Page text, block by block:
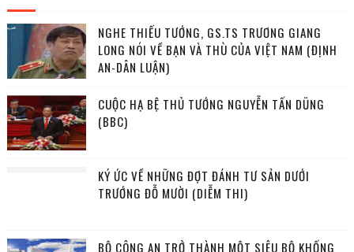
NGHE THIẾU TƯỚNG, GS.TS TRƯƠNG GIANG
LONG NÓI VỀ BẠN VÀ THÙ CỦA VIỆT NAM (ĐỊNH
AN-DÂN LUẬN)
CUỘC HẠ BỆ THỦ TƯỚNG NGUYỄN TẤN DŨNG
(BBC)
KÝ ỨC VỀ NHỮNG ĐỢT ĐÁNH TƯ SẢN DƯỚI
TRƯỚNG ĐỖ MƯỜI (DIỄM THI)
BỘ CÔNG AN TRỞ THÀNH MỘT SIÊU BỘ KHỐNG